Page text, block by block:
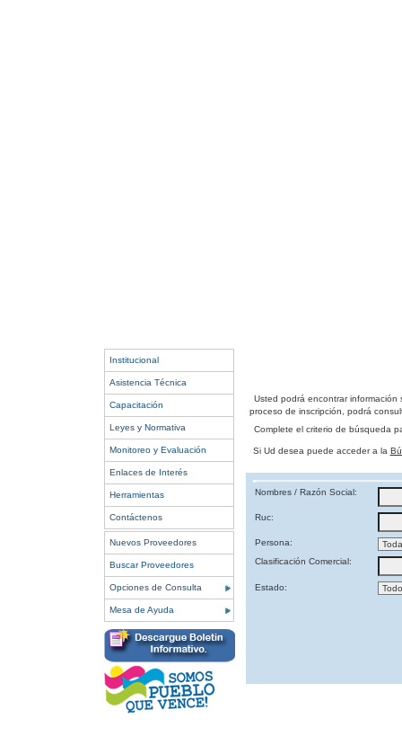
Institucional
Asistencia Técnica
Capacitación
Leyes y Normativa
Monitoreo y Evaluación
Enlaces de Interés
Herramientas
Contáctenos
Nuevos Proveedores
Buscar Proveedores
Opciones de Consulta
Mesa de Ayuda
Usted podrá encontrar
proceso de inscripción, podrá
Complete el criterio de búsqueda
Si Ud desea puede acceder a la
Nombres / Razón Social:
Ruc:
Persona:
Clasificación Comercial:
Estado: